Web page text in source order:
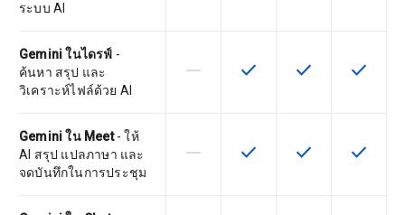
ระบบ AI
Gemini ในไดรฟ์ -
ค้นหา สรุป และ
วิเคราะห์ไฟล์ด้วย AI
ฟีเจอร์นี้ใช้ไม่ได้กับ SKU นี้
horizontal_rule ฟีเจอร์นี้ใช้ได้กับ SKU
check ฟีเจอร์นี้ใช้ได้กับ
check ฟีเจอร์นี้
check
Gemini ใน Meet- ให้
AI สรุป แปลภาษา และ
จดบันทึกในการประชุม
ฟีเจอร์นี้ใช้ไม่ได้กับ SKU นี้
horizontal_rule ฟีเจอร์นี้ใช้ได้กับ SKU
check ฟีเจอร์นี้ใช้ได้กับ
check ฟีเจอร์นี้
check